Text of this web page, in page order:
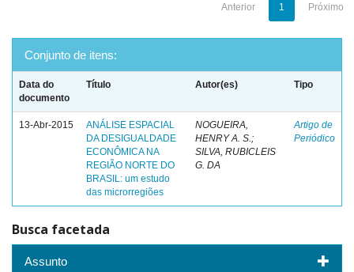
Anterior 1 Próximo
Conjunto de itens:
Data do
documento
Título Autor(es) Tipo
13-Abr-2015
ANÁLISE ESPACIAL
DA DESIGUALDADE
ECONÔMICA NA
REGIÃO NORTE DO
BRASIL: um estudo
das microrregiões
NOGUEIRA,
HENRY A. S.;
SILVA, RUBICLEIS
G. DA
Artigo de
Periódico
Busca facetada
Assunto